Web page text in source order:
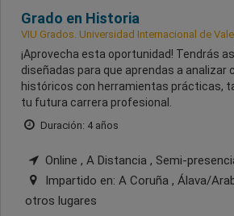
Grado en Historia
VIU Grados. Universidad Internacional de
¡Aprovecha esta oportunidad! Tendrás
diseñadas para que aprendas a analizar
históricos con herramientas prácticas,
tu futura carrera profesional.
Duración: 4 años
Online , A Distancia , Semi-
Impartido en: A Coruña , Álava/
otros lugares